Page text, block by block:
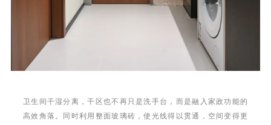
卫生间干湿分离，干区也不再只是洗手台，而是融入家政功能的
高效角落。同时利用整面玻璃砖，使光线得以贯通，空间变得更